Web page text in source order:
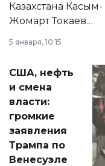
Казахстана Касым-
Жомарт Токаев
сразу несколько
актуальных тем —
от слухов о
политических
реформах до
вопросов армии,
экономики и
личного здоровья.
5 января, 10:15
США, нефть
и смена
власти:
громкие
заявления
Трампа по
Венесуэле